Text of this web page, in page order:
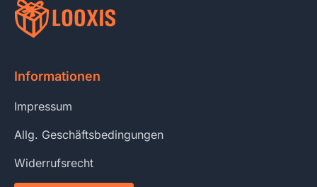
Informationen
Impressum
Allg. Geschäftsbedingungen
Widerrufsrecht